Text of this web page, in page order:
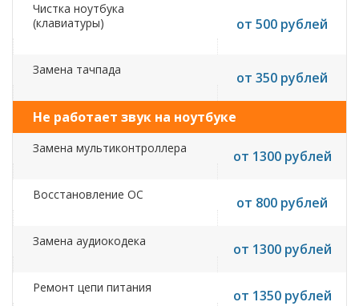
Чистка ноутбука
(клавиатуры)
от 500 рублей
Замена тачпада от 350 рублей
Не работает звук на ноутбуке
Замена мультиконтроллера от 1300 рублей
Восстановление ОС от 800 рублей
Замена аудиокодека от 1300 рублей
Ремонт цепи питания от 1350 рублей